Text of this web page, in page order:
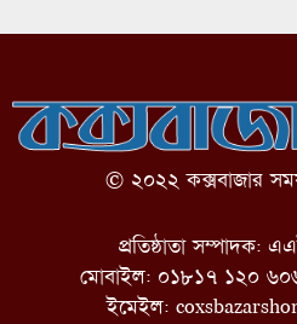
© ২০২২ কক্সবাজার সময়,
প্রতিষ্ঠাতা সম্পাদক:
মোবাইল: ০১৮১৭ ১২০
ইমেইল: